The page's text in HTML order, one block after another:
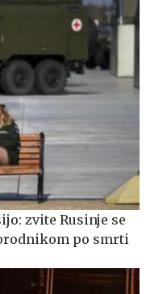
zvite Rusinje se
po smrti